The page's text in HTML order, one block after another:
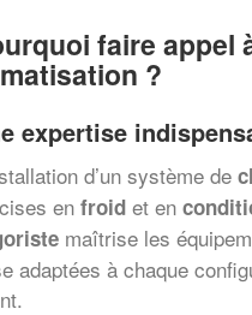
faire appel
?
expertise
d’un système de
en froid et en
maîtrise les
adaptées à chaque